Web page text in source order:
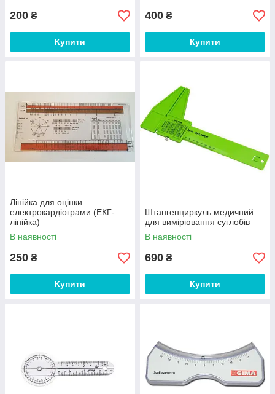
200 ₴
Купити
400 ₴
Купити
Лінійка для оцінки
електрокардіограми (ЕКГ-
лінійка)
В наявності
250 ₴
Купити
Штангенциркуль медичний
для вимірювання суглобів
В наявності
690 ₴
Купити